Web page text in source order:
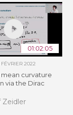
01:02:05
FÉVRIER 2022
mean curvature
via the Dirac
Zeidler